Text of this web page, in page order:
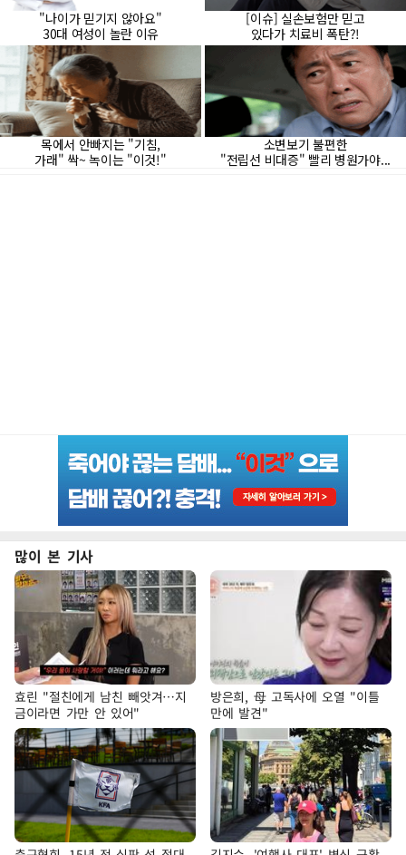
많이 본 기사
효린 "절친에게 남친 빼앗겨…지
금이라면 가만 안 있어"
방은희, 母 고독사에 오열 "이틀
만에 발견"